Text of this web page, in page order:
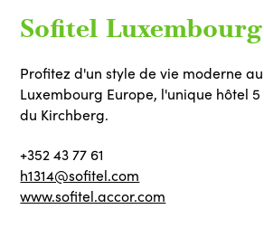
Sofitel
Profitez d'un style de vie moderne
Luxembourg Europe, l'unique hôtel
du Kirchberg.
+352 43 77 61
h1314@sofitel.com
www.sofitel.accor.com